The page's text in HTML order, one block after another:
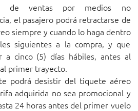
de ventas por medios no
el pasajero podrá retractarse de
siempre y cuando lo haga dentro
siguientes a la compra, y que
a cinco (5) días hábiles, antes al
primer trayecto.
podrá desistir del tiquete aéreo
adquirida no sea promocional y
24 horas antes del primer vuelo